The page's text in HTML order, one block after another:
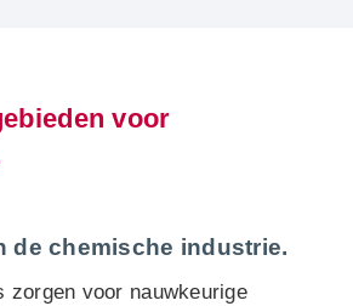
voor
de chemische industrie.
zorgen voor nauwkeurige